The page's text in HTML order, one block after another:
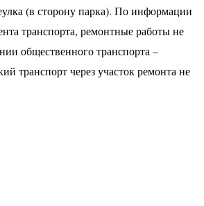
(в сторону парка). По информации
транспорта, ремонтные работы не
общественного транспорта –
транспорт через участок ремонта не